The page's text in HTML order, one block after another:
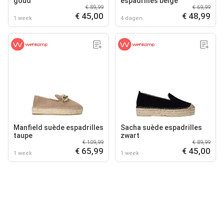
1 week
€ 89,99
€ 45,00 4 dagen
€ 69,99
€ 48,99
Manfield suède espadrilles
taupe
1 week
€ 109,99
€ 65,99
Sacha suède espadrilles
zwart
1 week
€ 89,99
€ 45,00